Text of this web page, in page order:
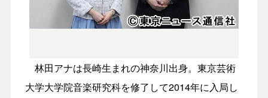
林田アナは長崎生まれの神奈川出身。東京芸術
大学大学院音楽研究科を修了して2014年に入局し